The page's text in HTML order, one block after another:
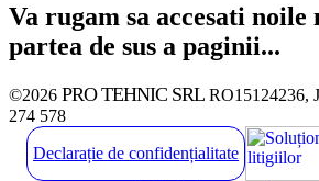
Va rugam sa accesati
partea de sus a paginii...
©2026 PRO TEHNIC SRL RO15124236,
274 578
Declarație de confidențialitate